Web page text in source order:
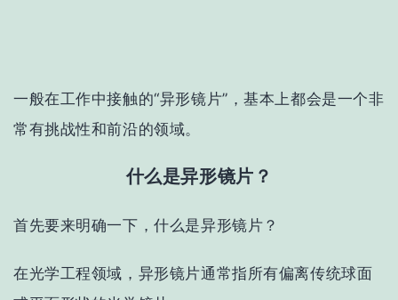
一般在工作中接触的“异形镜片”，基本上都会是一个非
常有挑战性和前沿的领域。
什么是异形镜片？
首先要来明确一下，什么是异形镜片？
在光学工程领域， 异形镜片通常指所有偏离传统球面